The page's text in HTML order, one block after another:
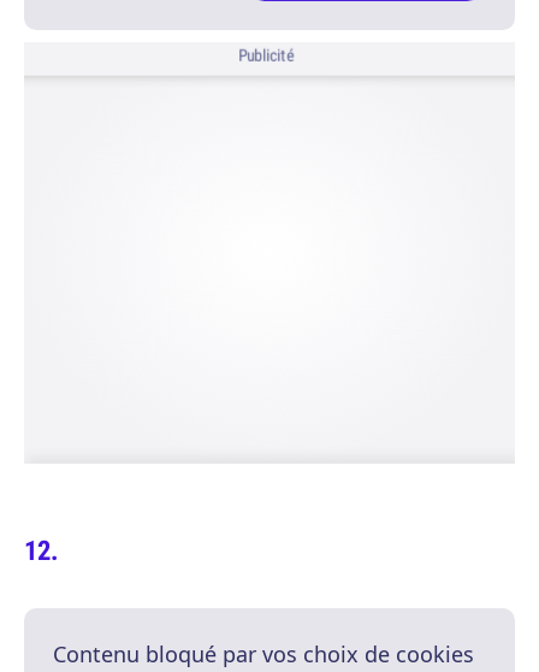
Publicité
Contenu bloqué par vos choix de cookies